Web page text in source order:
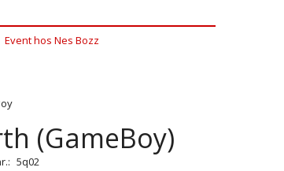
Event hos Nes Bozz
(GameBoy)
5q02